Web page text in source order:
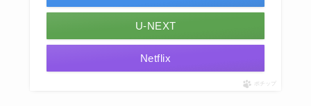
U-NEXT
Netflix
ポチップ